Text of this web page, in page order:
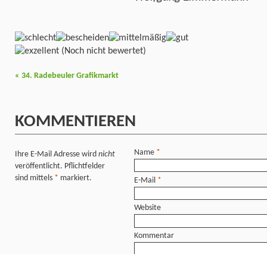
(Noch nicht bewertet)
« 34. Radebeuler Grafikmarkt
KOMMENTIEREN
Ihre E-Mail Adresse wird nicht
veröffentlicht. Pflichtfelder
sind mittels * markiert.
Name *
E-Mail *
Website
Kommentar